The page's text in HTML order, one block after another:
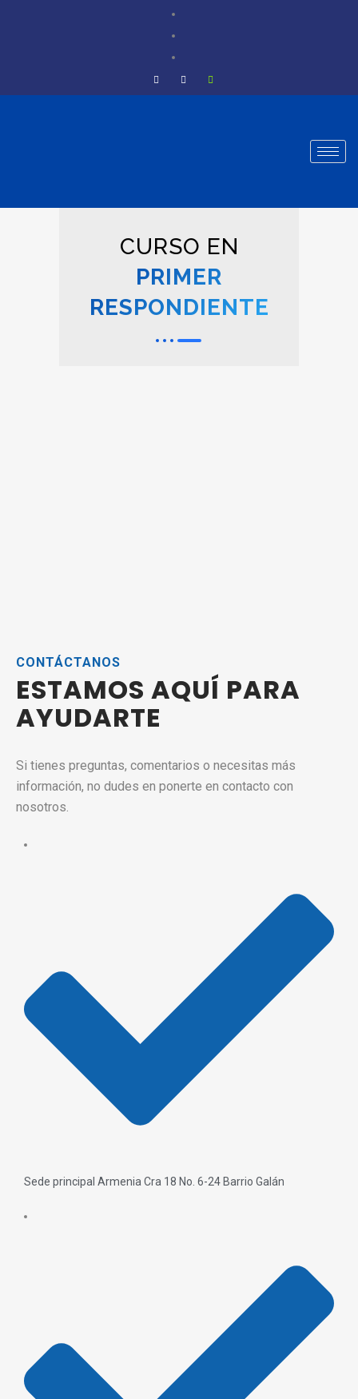
CURSO EN
PRIMER
RESPONDIENTE
CONTÁCTANOS
ESTAMOS AQUÍ PARA
AYUDARTE
Si tienes preguntas, comentarios o necesitas más
información, no dudes en ponerte en contacto con
nosotros.
Sede principal Armenia Cra 18 No. 6-24 Barrio Galán